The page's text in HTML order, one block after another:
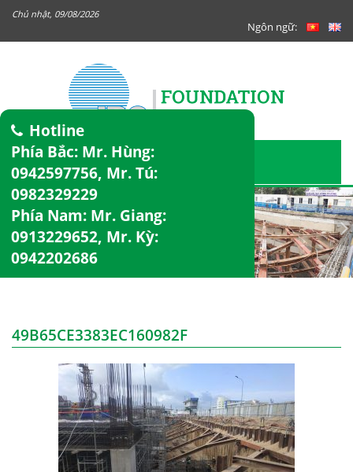
Chủ nhật, 09/08/2026
Ngôn ngữ:
Hotline
Phía Bắc: Mr. Hùng:
0942597756, Mr. Tú:
0982329229
Phía Nam: Mr. Giang:
0913229652, Mr. Kỳ:
0942202686
49B65CE3383EC160982F